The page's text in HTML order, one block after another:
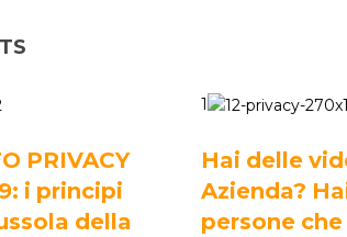
PRIVACY
i principi
della
1
Hai delle
Azienda?
persone